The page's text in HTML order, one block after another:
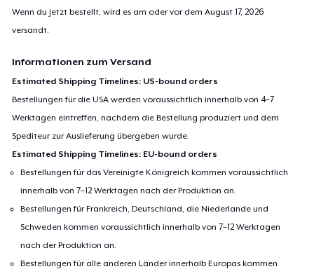
Wenn du jetzt bestellt, wird es am oder vor demAugust 17, 2026
versandt.
Informationen zum Versand
Estimated Shipping Timelines: US-bound orders
Bestellungen für die USA werden voraussichtlich innerhalb von 4–7
Werktagen eintreffen, nachdem die Bestellung produziert und dem
Spediteur zur Auslieferung übergeben wurde.
Estimated Shipping Timelines: EU-bound orders
Bestellungen für das Vereinigte Königreich kommen voraussichtlich
innerhalb von 7–12 Werktagen nach der Produktion an.
Bestellungen für Frankreich, Deutschland, die Niederlande und
Schweden kommen voraussichtlich innerhalb von 7–12 Werktagen
nach der Produktion an.
Bestellungen für alle anderen Länder innerhalb Europas kommen